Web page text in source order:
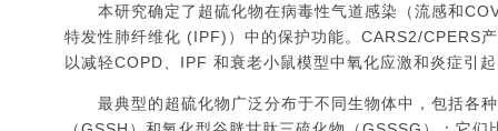
本研究确定了超硫化物在病毒性气道感染（流感和
特发性肺纤维化 (IPF)）中的保护功能。CARS2/CPERS
以减轻COPD、IPF 和衰老小鼠模型中氧化应激和炎症引
最典型的超硫化物广泛分布于不同生物体中，包括各种